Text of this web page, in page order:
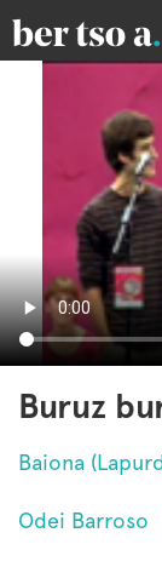
Buruz
Baiona
Odei Barroso